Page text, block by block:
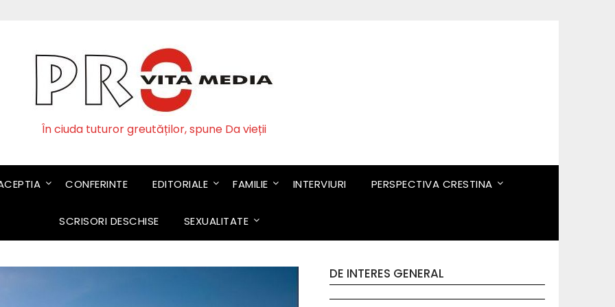
În ciuda tuturor greutăților, spune Da vieții
CONFERINTE EDITORIALE FAMILIE INTERVIURI PERSPECTIVA CRESTINA
SCRISORI DESCHISE SEXUALITATE
DE INTERES GENERAL